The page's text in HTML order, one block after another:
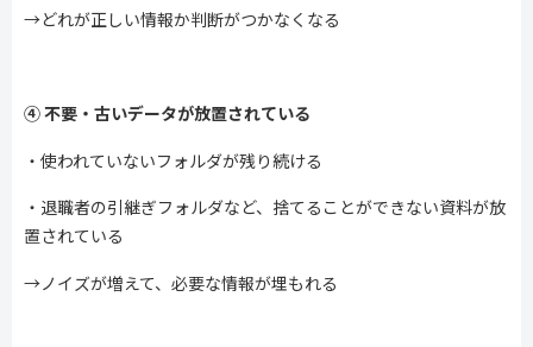
→どれが正しい情報か判断がつかなくなる
④不要・古いデータが放置されている
・使われていないフォルダが残り続ける
・退職者の引継ぎフォルダなど、捨てることができない資料が放
置されている
→ノイズが増えて、必要な情報が埋もれる